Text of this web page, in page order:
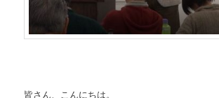
皆さん、こんにちは。